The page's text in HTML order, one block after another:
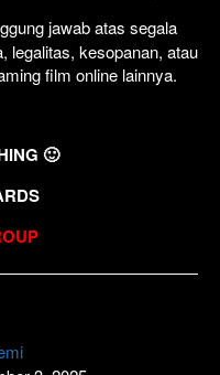
jawab atas segala
legalitas, kesopanan, atau
film online lainnya.
🙂